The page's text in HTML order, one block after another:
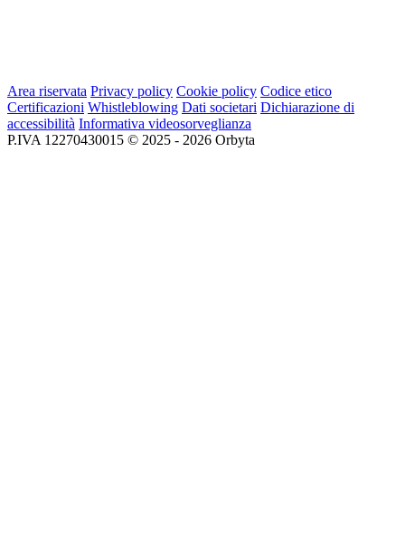
Area riservata Privacy policy Cookie policy Codice etico
Certificazioni Whistleblowing Dati societari Dichiarazione di
accessibilità Informativa videosorveglianza
P.IVA 12270430015 © 2025 - 2026 Orbyta